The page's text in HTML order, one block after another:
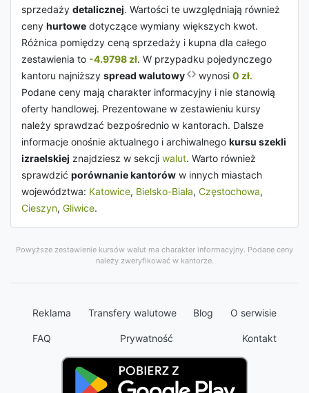
sprzedaży detalicznej. Wartości te uwzględniają również
ceny hurtowe dotyczące wymiany większych kwot.
Różnica pomiędzy ceną sprzedaży i kupna dla całego
zestawienia to -4.9798 zł. W przypadku pojedynczego
kantoru najniższy spread walutowy wynosi 0 zł.
Podane ceny mają charakter informacyjny i nie stanowią
oferty handlowej. Prezentowane w zestawieniu kursy
należy sprawdzać bezpośrednio w kantorach. Dalsze
informacje onośnie aktualnego i archiwalnego kursu szekli
izraelskiej znajdziesz w sekcji walut. Warto również
sprawdzić porównanie kantorów w innych miastach
województwa: Katowice, Bielsko-Biała, Częstochowa,
Cieszyn, Gliwice.
Powyższe zestawienie kursów walut ma charakter informacyjny. Podane ceny
należy zweryfikować w kantorze.
Reklama Transfery walutowe Blog O serwisie
FAQ Prywatność Kontakt